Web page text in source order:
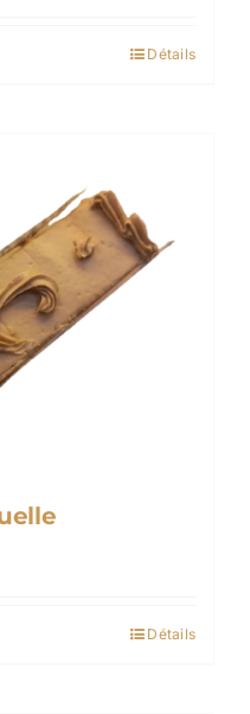
Détails
Détails